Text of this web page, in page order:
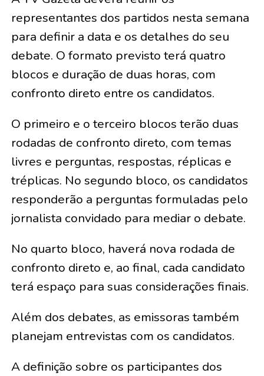
representantes dos partidos nesta semana
para definir a data e os detalhes do seu
debate. O formato previsto terá quatro
blocos e duração de duas horas, com
confronto direto entre os candidatos.
O primeiro e o terceiro blocos terão duas
rodadas de confronto direto, com temas
livres e perguntas, respostas, réplicas e
tréplicas. No segundo bloco, os candidatos
responderão a perguntas formuladas pelo
jornalista convidado para mediar o debate.
No quarto bloco, haverá nova rodada de
confronto direto e, ao final, cada candidato
terá espaço para suas considerações finais.
Além dos debates, as emissoras também
planejam entrevistas com os candidatos.
A definição sobre os participantes dos